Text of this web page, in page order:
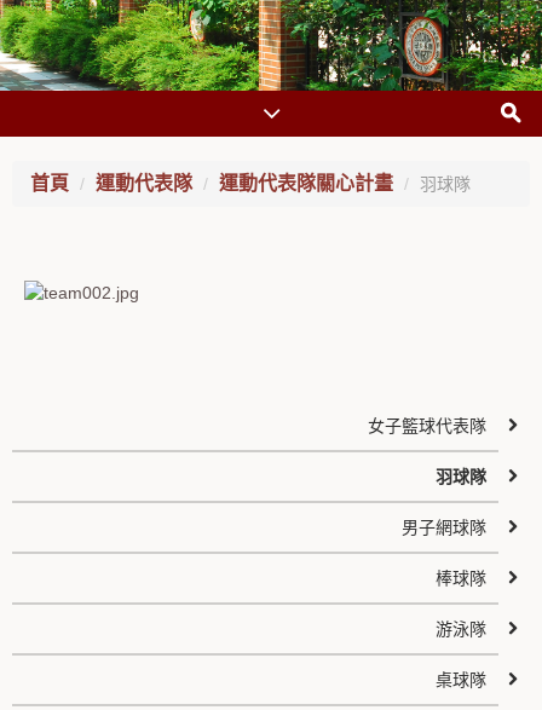
首頁 運動代表隊 運動代表隊關心計畫 羽球隊
女子籃球代表隊
羽球隊
男子網球隊
棒球隊
游泳隊
桌球隊